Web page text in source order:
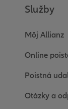
Služby
Môj Allianz
Online
Poistná
Otázky a